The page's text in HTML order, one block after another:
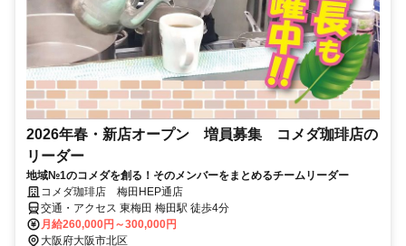
2026年春・新店オープン 増員募集 コメダ珈琲店の
リーダー
地域№1のコメダを創る！そのメンバーをまとめるチームリーダー
コメダ珈琲店 梅田HEP通店
交通・アクセス 東梅田 梅田駅 徒歩4分
月給260,000円～300,000円
大阪府大阪市北区